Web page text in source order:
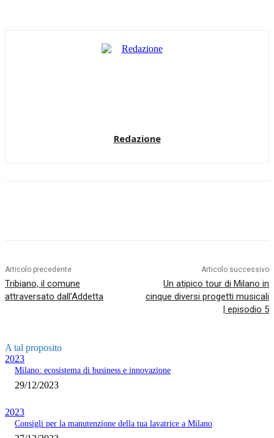
Redazione
Articolo precedente
Tribiano, il comune
attraversato dall’Addetta
Articolo successivo
Un atipico tour di Milano in
cinque diversi progetti musicali
| episodio 5
A tal proposito
2023
Milano: ecosistema di business e innovazione
29/12/2023
2023
Consigli per la manutenzione della tua lavatrice a Milano